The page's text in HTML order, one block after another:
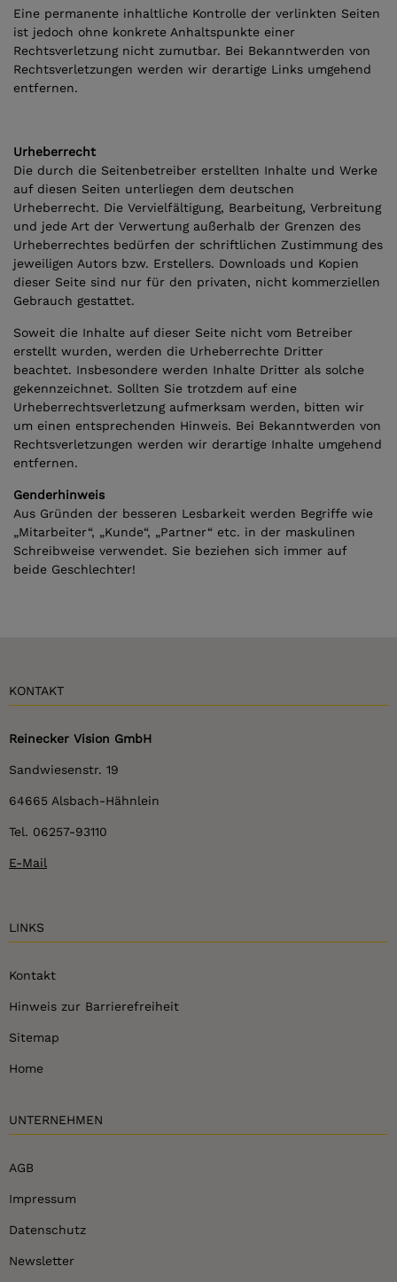
Eine permanente inhaltliche Kontrolle der verlinkten Seiten
ist jedoch ohne konkrete Anhaltspunkte einer
Rechtsverletzung nicht zumutbar. Bei Bekanntwerden von
Rechtsverletzungen werden wir derartige Links umgehend
entfernen.
Urheberrecht
Die durch die Seitenbetreiber erstellten Inhalte und Werke
auf diesen Seiten unterliegen dem deutschen
Urheberrecht. Die Vervielfältigung, Bearbeitung, Verbreitung
und jede Art der Verwertung außerhalb der Grenzen des
Urheberrechtes bedürfen der schriftlichen Zustimmung des
jeweiligen Autors bzw. Erstellers. Downloads und Kopien
dieser Seite sind nur für den privaten, nicht kommerziellen
Gebrauch gestattet.
Soweit die Inhalte auf dieser Seite nicht vom Betreiber
erstellt wurden, werden die Urheberrechte Dritter
beachtet. Insbesondere werden Inhalte Dritter als solche
gekennzeichnet. Sollten Sie trotzdem auf eine
Urheberrechtsverletzung aufmerksam werden, bitten wir
um einen entsprechenden Hinweis. Bei Bekanntwerden von
Rechtsverletzungen werden wir derartige Inhalte umgehend
entfernen.
Genderhinweis
Aus Gründen der besseren Lesbarkeit werden Begriffe wie
„Mitarbeiter“, „Kunde“, „Partner“ etc. in der maskulinen
Schreibweise verwendet. Sie beziehen sich immer auf
beide Geschlechter!
KONTAKT
Reinecker Vision GmbH
Sandwiesenstr. 19
64665 Alsbach-Hähnlein
Tel. 06257-93110
E-Mail
LINKS
Kontakt
Hinweis zur Barrierefreiheit
Sitemap
Home
UNTERNEHMEN
AGB
Impressum
Datenschutz
Newsletter